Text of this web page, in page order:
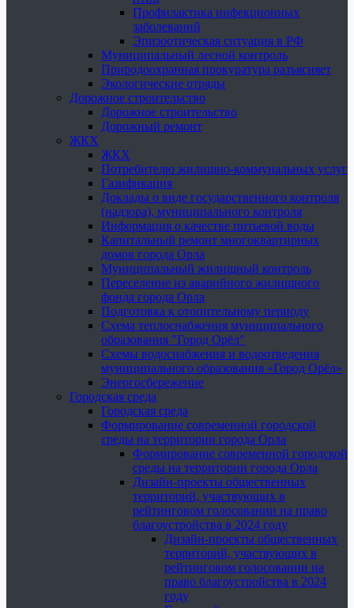
Профилактика инфекционных
заболеваний
Эпизоотическая ситуация в РФ
Муниципальный лесной контроль
Природоохранная прокуратура разъясняет
Экологические отряды
Дорожное строительство
Дорожное строительство
Дорожный ремонт
ЖКХ
ЖКХ
Потребителю жилищно-коммунальных услуг
Газификация
Доклады о виде государственного контроля
(надзора), муниципального контроля
Информация о качестве питьевой воды
Капитальный ремонт многоквартирных
домов города Орла
Муниципальный жилищный контроль
Переселение из аварийного жилищного
фонда города Орла
Подготовка к отопительному периоду
Схема теплоснабжения муниципального
образования "Город Орёл"
Схемы водоснабжения и водоотведения
муниципального образования «Город Орёл»
Энергосбережение
Городская среда
Городская среда
Формирование современной городской
среды на территории города Орла
Формирование современной городской
среды на территории города Орла
Дизайн-проекты общественных
территорий, участвующих в
рейтинговом голосовании на право
благоустройства в 2024 году
Дизайн-проекты общественных
территорий, участвующих в
рейтинговом голосовании на
право благоустройства в 2024
году